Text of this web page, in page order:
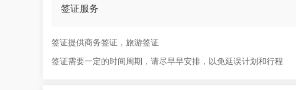
签证服务
签证提供商务签证，旅游签证
签证需要一定的时间周期，请尽早早安排，以免延误计划和行程